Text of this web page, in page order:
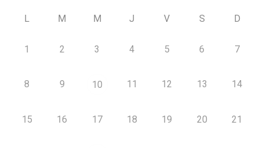
L M M J V S D
1 2 3 4 5 6 7
8 9 10 11 12 13 14
15 16 17 18 19 20 21